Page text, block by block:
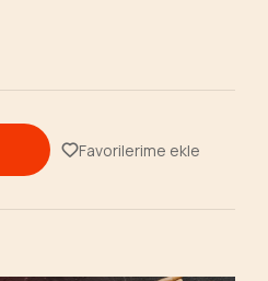
Favorilerime ekle